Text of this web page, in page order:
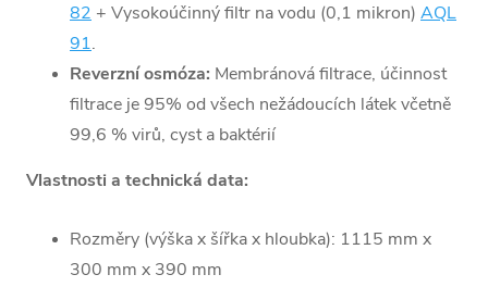
82 + Vysokoúčinný filtr na vodu (0,1 mikron) AQL
91.
Reverzní osmóza: Membránová filtrace, účinnost
filtrace je 95% od všech nežádoucích látek včetně
99,6 % virů, cyst a baktérií
Vlastnosti a technická data:
Rozměry (výška x šířka x hloubka): 1115 mm x
300 mm x 390 mm